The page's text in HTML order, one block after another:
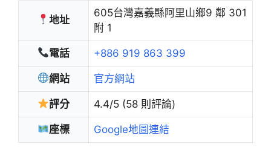
地址
605台灣嘉義縣阿里山鄉9 鄰 301
附 1
電話 +886 919 863 399
網站 官方網站
評分 4.4/5 (58 則評論)
座標 Google地圖連結